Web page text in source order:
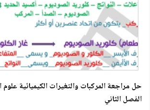
حل مراجعة المركبات والتغيرات الكيميائية
الفصل الثاني